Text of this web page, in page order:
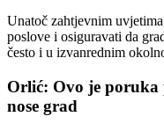
Unatoč zahtjevnim
poslove i osiguravati da
često i u izvanrednim
Orlić: Ovo je
nose grad